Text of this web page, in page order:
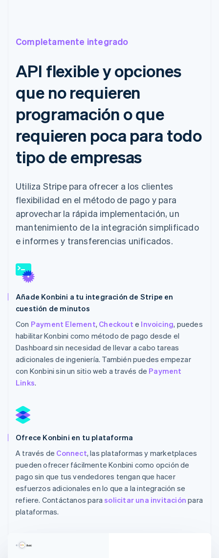
Completamente integrado
API flexible y opciones
que no requieren
programación o que
requieren poca para todo
tipo de empresas
Utiliza Stripe para ofrecer a los clientes
flexibilidad en el método de pago y para
aprovechar la rápida implementación, un
mantenimiento de la integración simplificado
e informes y transferencias unificados.
Añade Konbini a tu integración de Stripe en
cuestión de minutos
Con Payment Element, Checkout e Invoicing, puedes
habilitar Konbini como método de pago desde el
Dashboard sin necesidad de llevar a cabo tareas
adicionales de ingeniería. También puedes empezar
con Konbini sin un sitio web a través de Payment
Links.
Ofrece Konbini en tu plataforma
A través de Connect, las plataformas y marketplaces
pueden ofrecer fácilmente Konbini como opción de
pago sin que tus vendedores tengan que hacer
esfuerzos adicionales en lo que a la integración se
refiere. Contáctanos parasolicitar una invitación para
plataformas.
Australia